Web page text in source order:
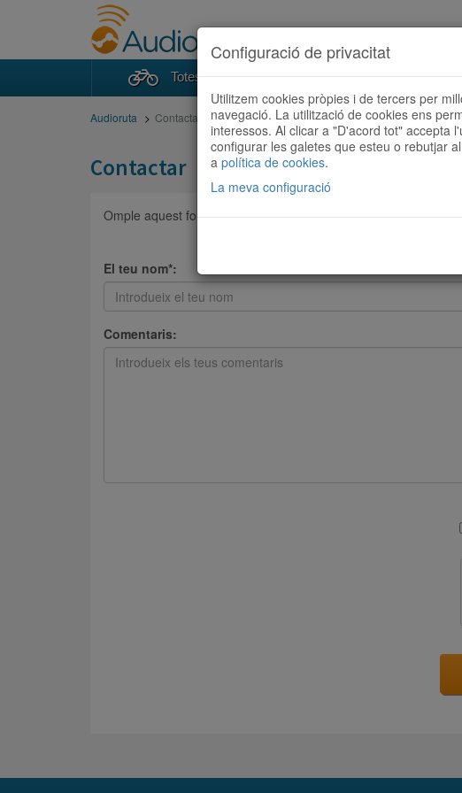
Totes les rutes Cercador de rutes
Audioruta Contactar
Contactar
Omple aquest formulari per posar-te en contacte amb nosaltres:
El teu nom*:
Comentaris:
Configuració de privacitat
Utilitzem cookies pròpies i de tercers per
navegació. La utilització de cookies ens
interessos. Al clicar a "D'acord tot" accepta
configurar les galetes que esteu o rebutjar
a política de cookies.
La meva configuració